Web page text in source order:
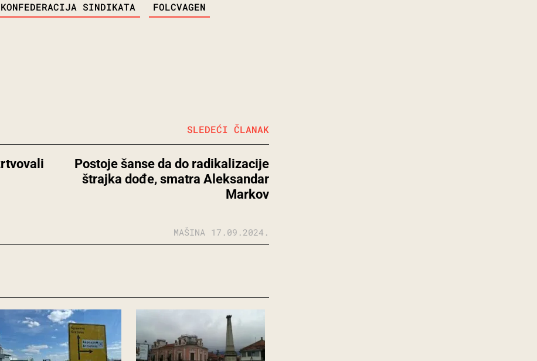
SINDIKATA FOLCVAGEN
Postoje šanse da do radikalizacije
štrajka dođe, smatra Aleksandar
Markov
SLEDEĆI ČLANAK
MAŠINA 17.09.2024.